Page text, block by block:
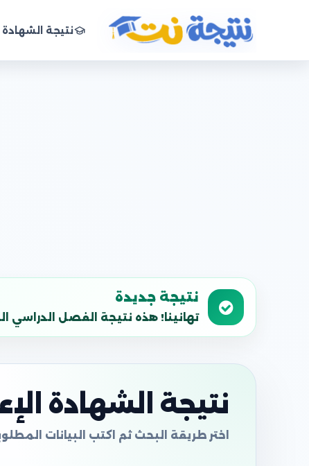
نتيجة نت
نتيجة الشهادة
نتيجة جديدة
تهانينا! هذه نتيجة الفصل الدراسي
نتيجة الشهادة